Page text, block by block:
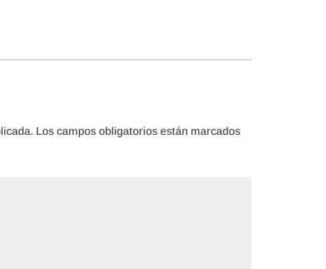
Los campos obligatorios están marcados